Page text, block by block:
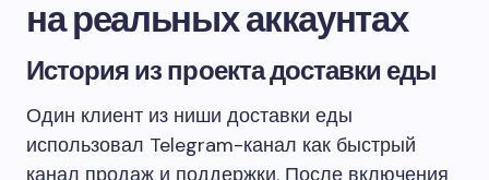
на реальных аккаунтах
История из проекта доставки еды
Один клиент из ниши доставки еды
использовал Telegram-канал как быстрый
канал продаж и поддержки. После включения